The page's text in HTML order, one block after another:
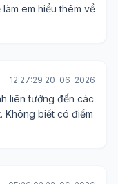
em hiểu thêm về
12:27:29 20-06-2026
liên tưởng đến các
Không biết có điểm